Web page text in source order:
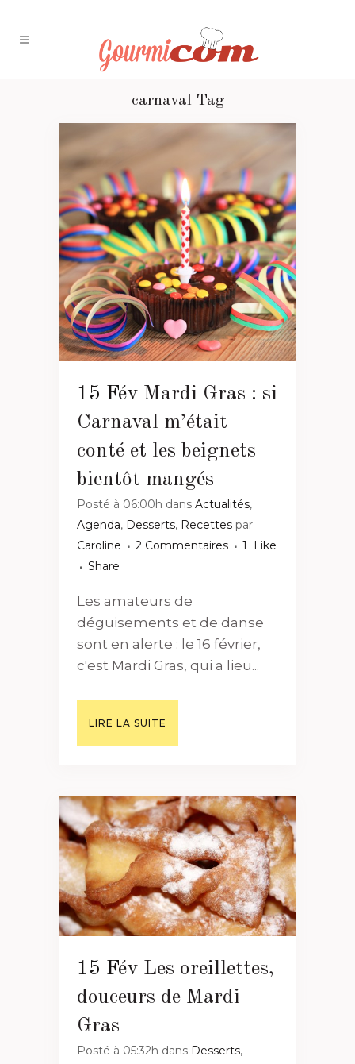
carnaval Tag
15 Fév Mardi Gras : si
Carnaval m’était
conté et les beignets
bientôt mangés
Posté à 06:00h dans Actualités,
Agenda, Desserts, Recettes par
Caroline
2 Commentaires 1
Like
Share
Les amateurs de
déguisements et de danse
sont en alerte : le 16 février,
c'est Mardi Gras, qui a lieu...
LIRE LA SUITE
15 Fév Les oreillettes,
douceurs de Mardi
Gras
Posté à 05:32h dans Desserts,